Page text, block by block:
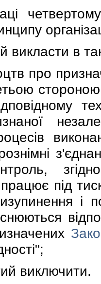
в
про
пiд
i
виключити.